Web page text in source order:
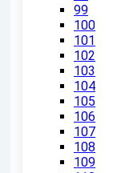
99
100
101
102
103
104
105
106
107
108
109